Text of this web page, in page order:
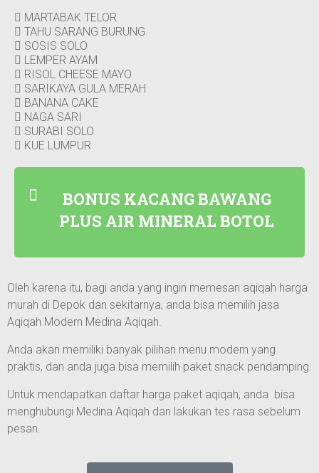
MARTABAK TELOR
TAHU SARANG BURUNG
SOSIS SOLO
LEMPER AYAM
RISOL CHEESE MAYO
SARIKAYA GULA MERAH
BANANA CAKE
NAGA SARI
SURABI SOLO
KUE LUMPUR
BONUS KACANG BAWANG
PLUS AIR MINERAL BOTOL
Oleh karena itu, bagi anda yang ingin memesan aqiqah harga
murah di Depok dan sekitarnya, anda bisa memilih jasa
Aqiqah Modern Medina Aqiqah.
Anda akan memiliki banyak pilihan menu modern yang
praktis, dan anda juga bisa memilih paket snack pendamping.
Untuk mendapatkan daftar harga paket aqiqah, anda bisa
menghubungi Medina Aqiqah dan lakukan tes rasa sebelum
pesan.